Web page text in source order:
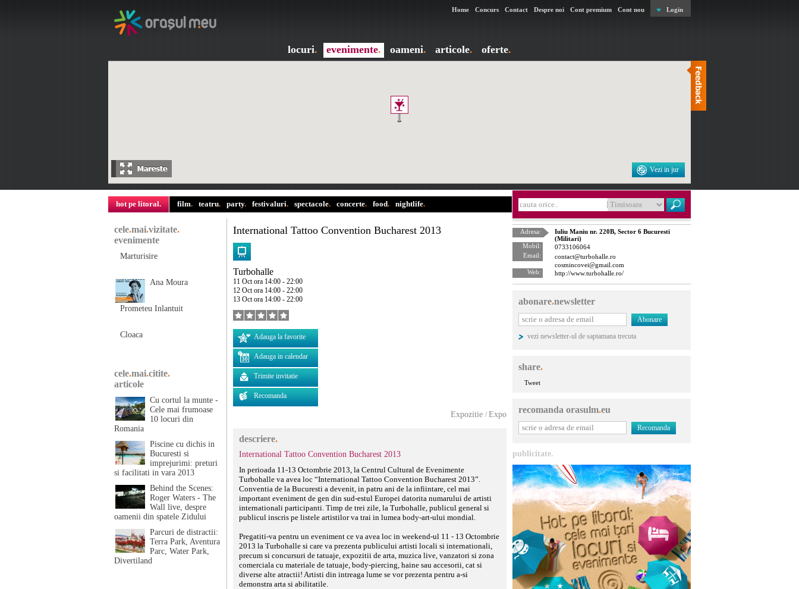
Login
Home Concurs Contact Despre noi Cont premium Cont nou
locuri. evenimente. oameni. articole. oferte.
Vezi in jur
hot pe litoral. film. teatru. party. festivaluri. spectacole. concerte. food. nightlife.
cele.mai.vizitate.
evenimente
Marturisire
Ana Moura
Prometeu Inlantuit
Cloaca
cele.mai.citite.
articole
Cu cortul la munte -
Cele mai frumoase
10 locuri din
Romania
Piscine cu dichis in
Bucuresti si
imprejurimi: preturi
si facilitati in vara 2013
Behind the Scenes:
Roger Waters - The
Wall live, despre
oamenii din spatele Zidului
Parcuri de distractii:
Terra Park, Aventura
Parc, Water Park,
Divertiland
International Tattoo Convention Bucharest 2013
Turbohalle
11 Oct ora 14:00 - 22:00
12 Oct ora 14:00 - 22:00
13 Oct ora 14:00 - 22:00
Adauga la favorite
Adauga in calendar
Trimite invitatie
Recomanda
Expozitie / Expo
descriere.
International Tattoo Convention Bucharest 2013
In perioada 11-13 Octombrie 2013, la Centrul Cultural de Evenimente
Turbohalle va avea loc “International Tattoo Convention Bucharest 2013”.
Conventia de la Bucuresti a devenit, in patru ani de la infiintare, cel mai
important eveniment de gen din sud-estul Europei datorita numarului de artisti
internationali participanti. Timp de trei zile, la Turbohalle, publicul general si
publicul inscris pe listele artistilor va trai in lumea body-art-ului mondial.
Pregatiti-va pentru un eveniment ce va avea loc in weekend-ul 11 - 13 Octombrie
2013 la Turbohalle si care va prezenta publicului artisti locali si internationali,
precum si concursuri de tatuaje, expozitii de arta, muzica live, vanzatori si zona
comerciala cu materiale de tatuaje, body-piercing, haine sau accesorii, cat si
diverse alte atractii! Artisti din intreaga lume se vor prezenta pentru a-si
demonstra arta si abilitatile.
Adresa:
Iuliu Maniu nr. 220B, Sector 6 Bucuresti
(Militari)
Mobil:
0733106064
Email:
contact@turbohalle.ro
cosmincovei@gmail.com
Web:
http://www.turbohalle.ro/
abonare.newsletter
vezi newsletter-ul de saptamana trecuta
share.
Tweet
recomanda orasulm.eu
publicitate.